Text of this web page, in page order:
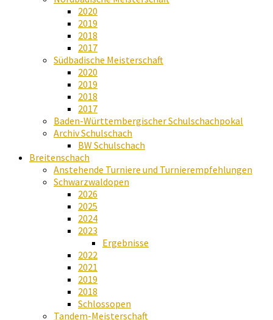
2020
2019
2018
2017
Südbadische Meisterschaft
2020
2019
2018
2017
Baden-Württembergischer Schulschachpokal
Archiv Schulschach
BW Schulschach
Breitenschach
Anstehende Turniere und Turnierempfehlungen
Schwarzwaldopen
2026
2025
2024
2023
Ergebnisse
2022
2021
2019
2018
Schlossopen
Tandem-Meisterschaft